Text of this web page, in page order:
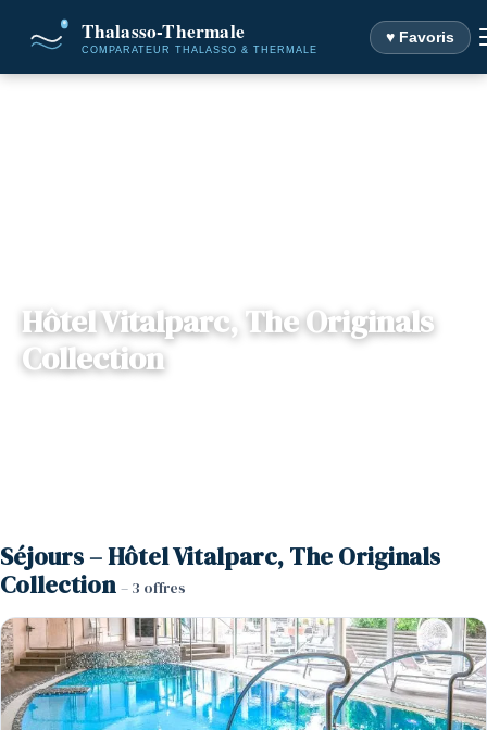
♥ Favoris
Hôtel Vitalparc, The Originals
Collection
Séjours – Hôtel Vitalparc, The Originals
Collection – 3 offres